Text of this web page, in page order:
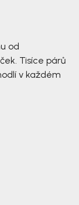
od
Tisíce párů
v každém